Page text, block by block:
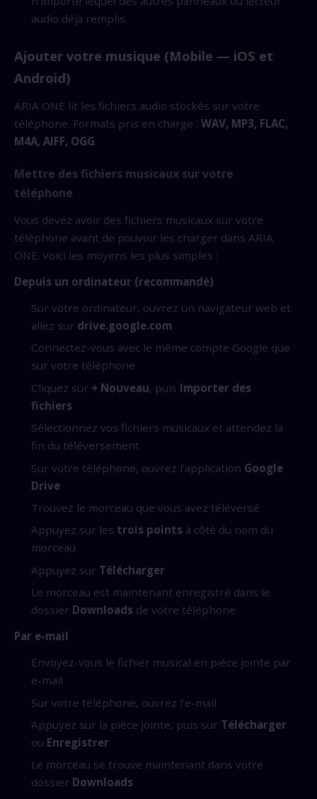
audio déjà remplis.
Ajouter votre musique (Mobile — iOS et
Android)
ARIA ONE lit les fichiers audio stockés sur votre
téléphone. Formats pris en charge : WAV, MP3, FLAC,
M4A, AIFF, OGG.
Mettre des fichiers musicaux sur votre
téléphone
Vous devez avoir des fichiers musicaux sur votre
téléphone avant de pouvoir les charger dans ARIA
ONE. Voici les moyens les plus simples :
Depuis un ordinateur (recommandé)
Sur votre ordinateur, ouvrez un navigateur web et
allez sur drive.google.com
Connectez-vous avec le même compte Google que
sur votre téléphone
Cliquez sur + Nouveau, puis Importer des
fichiers
Sélectionnez vos fichiers musicaux et attendez la
fin du téléversement
Sur votre téléphone, ouvrez l'application Google
Drive
Trouvez le morceau que vous avez téléversé
Appuyez sur les trois points à côté du nom du
morceau
Appuyez sur Télécharger
Le morceau est maintenant enregistré dans le
dossier Downloads de votre téléphone
Par e-mail
Envoyez-vous le fichier musical en pièce jointe par
e-mail
Sur votre téléphone, ouvrez l'e-mail
Appuyez sur la pièce jointe, puis sur Télécharger
ou Enregistrer
Le morceau se trouve maintenant dans votre
dossier Downloads